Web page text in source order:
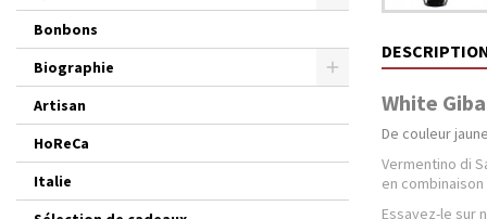
Bonbons
Biographie
Artisan
HoReCa
Italie
White
De couleur
Vermentino di
en
Essayez-le sur